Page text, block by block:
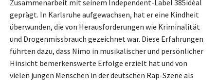
Zusammenarbeit mit seinem Independent-Label 385idéal
geprägt. In Karlsruhe aufgewachsen, hat er eine Kindheit
überwunden, die von Herausforderungen wie Kriminalität
und Drogenmissbrauch gezeichnet war. Diese Erfahrungen
führten dazu, dass Nimo in musikalischer und persönlicher
Hinsicht bemerkenswerte Erfolge erzielt hat und von
vielen jungen Menschen in der deutschen Rap-Szene als